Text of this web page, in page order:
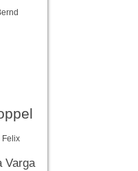
Felix
Varga